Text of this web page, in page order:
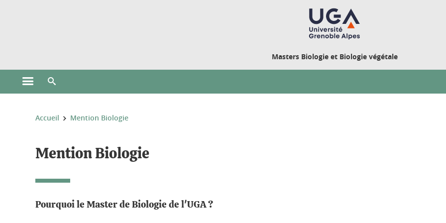
Masters Biologie et Biologie végétale
Ouvrir le menu principal
Vous êtes ici :
Accueil Mention Biologie
Mention Biologie
Pourquoi le Master de Biologie de l'UGA ?